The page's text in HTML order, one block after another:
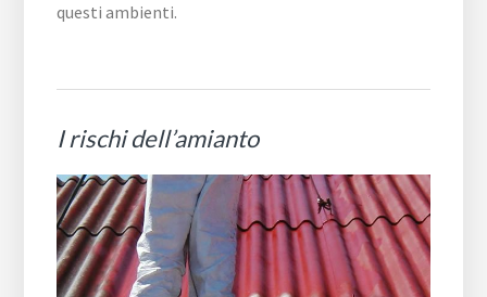
questi ambienti.
I rischi dell’amianto